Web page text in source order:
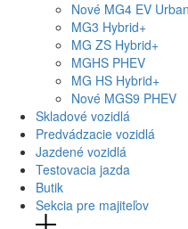
Nové MG4 EV Urban
MG3 Hybrid+
MG ZS Hybrid+
MGHS PHEV
MG HS Hybrid+
Nové MGS9 PHEV
Skladové vozidlá
Predvádzacie vozidlá
Jazdené vozidlá
Testovacia jazda
Butik
Sekcia pre majiteľov